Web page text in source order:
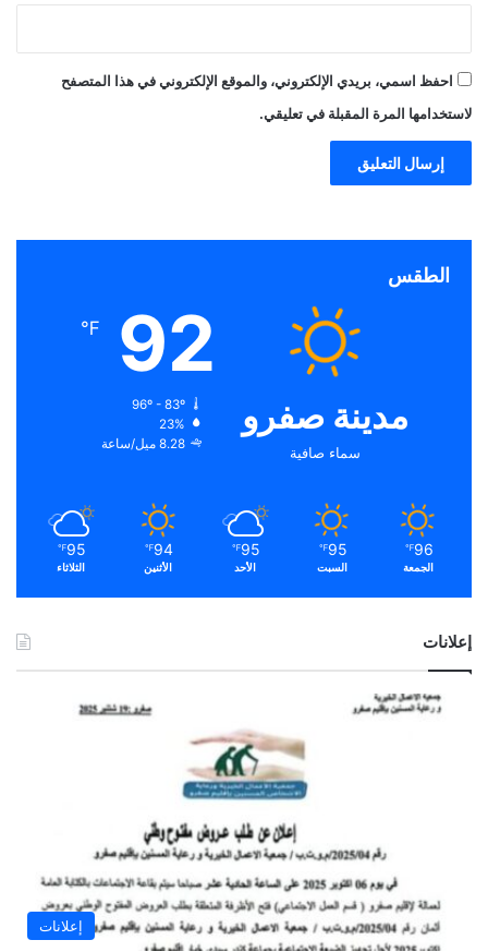
احفظ اسمي، بريدي الإلكتروني، والموقع الإلكتروني في هذا المتصفح
لاستخدامها المرة المقبلة في تعليقي.
الطقس
مدينة صفرو
سماء صافية
92
℉
96º - 83º
23%
8.28 ميل/ساعة
96
℉
الجمعة
95
℉
السبت
95
℉
الأحد
94
℉
الأثنين
95
℉
الثلاثاء
إعلانات
إعلانات